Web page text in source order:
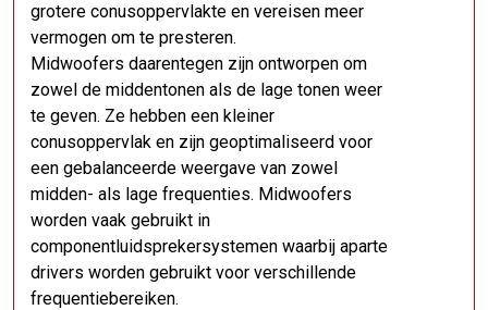
grotere conusoppervlakte en vereisen meer
vermogen om te presteren.
Midwoofers daarentegen zijn ontworpen om
zowel de middentonen als de lage tonen weer
te geven. Ze hebben een kleiner
conusoppervlak en zijn geoptimaliseerd voor
een gebalanceerde weergave van zowel
midden- als lage frequenties. Midwoofers
worden vaak gebruikt in
componentluidsprekersystemen waarbij aparte
drivers worden gebruikt voor verschillende
frequentiebereiken.